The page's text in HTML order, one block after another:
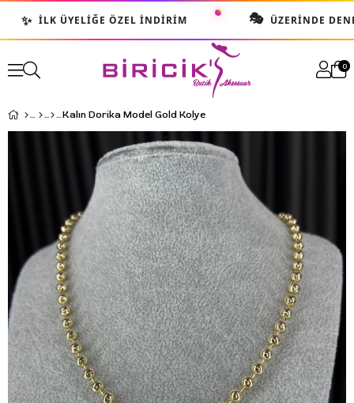
İLK ÜYELIĞE ÖZEL İNDIRIM 🎭 ÜZERINDE DENE
0
Kalın Dorika Model Gold Kolye